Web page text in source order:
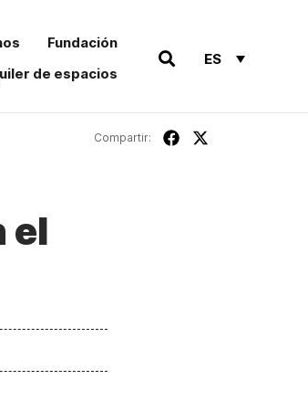
Fundación
de espacios
ES
Compartir:
el